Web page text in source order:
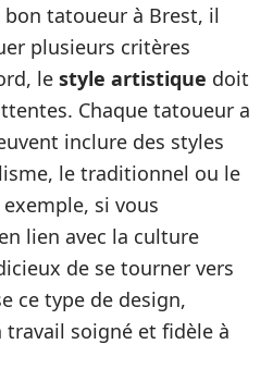
tatoueur à Brest, il
plusieurs critères
le style artistique doit
Chaque tatoueur a
inclure des styles
le traditionnel ou le
si vous
lien avec la culture
de se tourner vers
ce type de design,
soigné et fidèle à